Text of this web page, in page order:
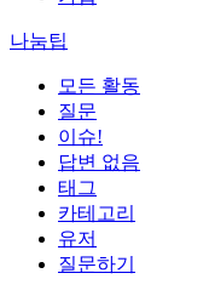
나눔팁
모든 활동
질문
이슈!
답변 없음
태그
카테고리
유저
질문하기